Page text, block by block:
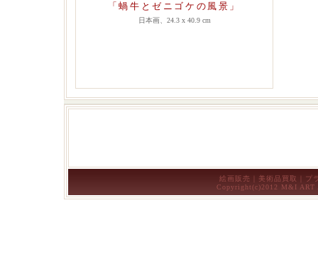
「蝸牛とゼニゴケの風景」
日本画、24.3 x 40.9 cm
絵画販売 美術品買取
プ
Copyright(c)2012
M&I ART